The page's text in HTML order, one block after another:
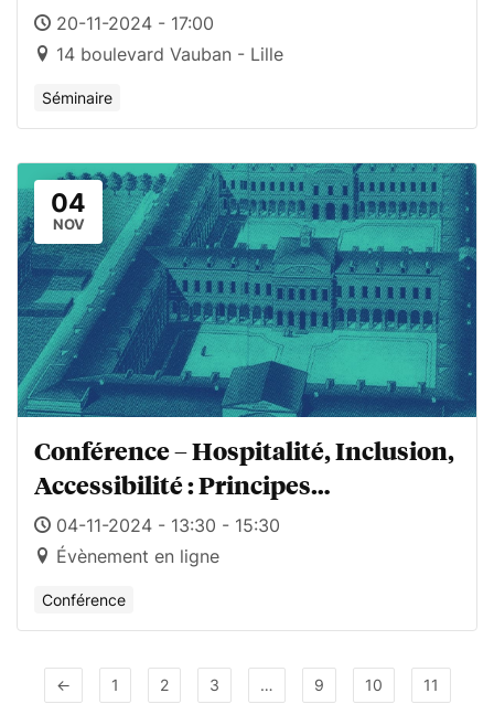
20-11-2024 - 17:00
14 boulevard Vauban - Lille
Séminaire
04
NOV
Conférence – Hospitalité, Inclusion,
Accessibilité : Principes
D’aménagement Ou Politiques Pour
Les Plus Vulnérables ?
04-11-2024 - 13:30 - 15:30
Évènement en ligne
Conférence
← 1 2 3 … 9 10 11